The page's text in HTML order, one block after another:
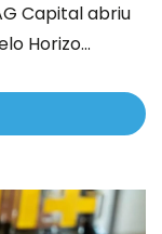
Capital abriu
Horizo...